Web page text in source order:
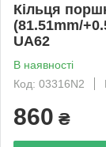
Кільця
(81.51mm/
UA62
В наявності
Код: 03316N2
860 ₴